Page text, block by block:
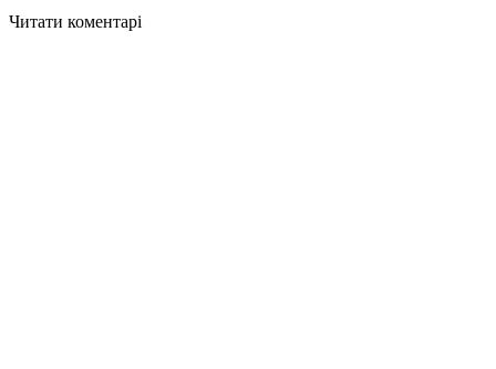
Читати коментарі